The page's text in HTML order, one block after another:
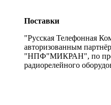
Поставки
"Русская Телефонная
авторизованным
"НПФ"МИКРАН", по
радиорелейного